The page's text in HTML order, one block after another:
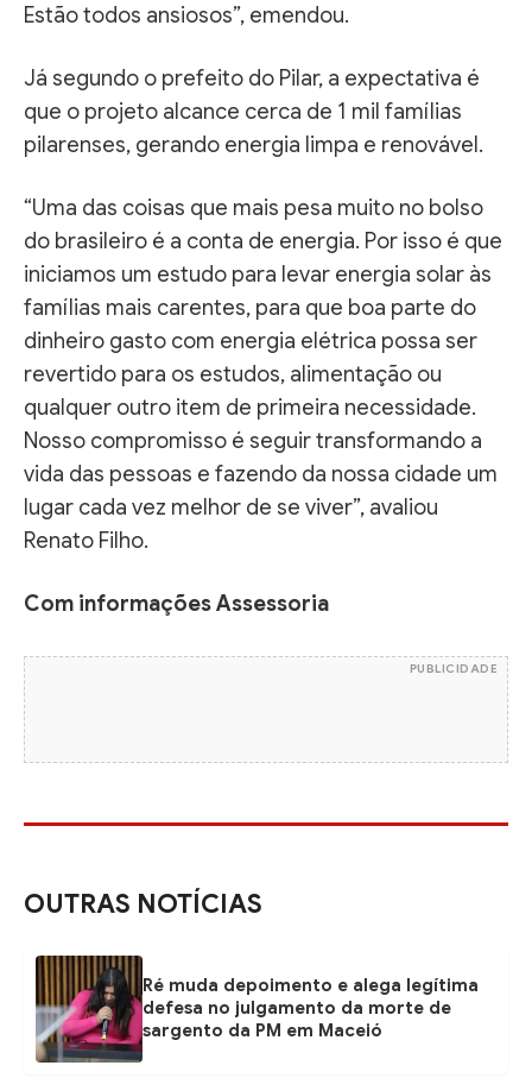
Estão todos ansiosos”, emendou.
Já segundo o prefeito do Pilar, a expectativa é
que o projeto alcance cerca de 1 mil famílias
pilarenses, gerando energia limpa e renovável.
“Uma das coisas que mais pesa muito no bolso
do brasileiro é a conta de energia. Por isso é que
iniciamos um estudo para levar energia solar às
famílias mais carentes, para que boa parte do
dinheiro gasto com energia elétrica possa ser
revertido para os estudos, alimentação ou
qualquer outro item de primeira necessidade.
Nosso compromisso é seguir transformando a
vida das pessoas e fazendo da nossa cidade um
lugar cada vez melhor de se viver”, avaliou
Renato Filho.
Com informações Assessoria
PUBLICIDADE
OUTRAS NOTÍCIAS
Ré muda depoimento e alega legítima
defesa no julgamento da morte de
sargento da PM em Maceió